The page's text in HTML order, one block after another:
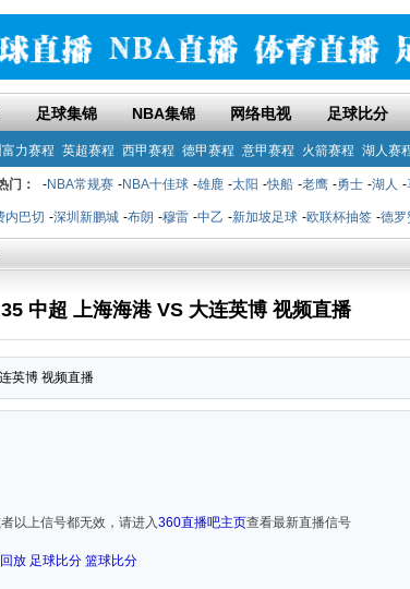
足球集锦 NBA集锦 网络电视 足球比分
力赛程 英超赛程 西甲赛程 德甲赛程 意甲赛程 火箭赛程 湖人赛
门： -NBA常规赛 -NBA十佳球 -雄鹿 -太阳 -快船 -老鹰 -勇士 -湖人 -
内巴切 -深圳新鹏城 -布朗 -穆雷 -中乙 -新加坡足球 -欧联杯抽签 -德罗
中超 上海海港 VS 大连英博 视频直播
英博 视频直播
以上信号都无效，请进入360直播吧主页查看最新直播信号
放 足球比分 篮球比分